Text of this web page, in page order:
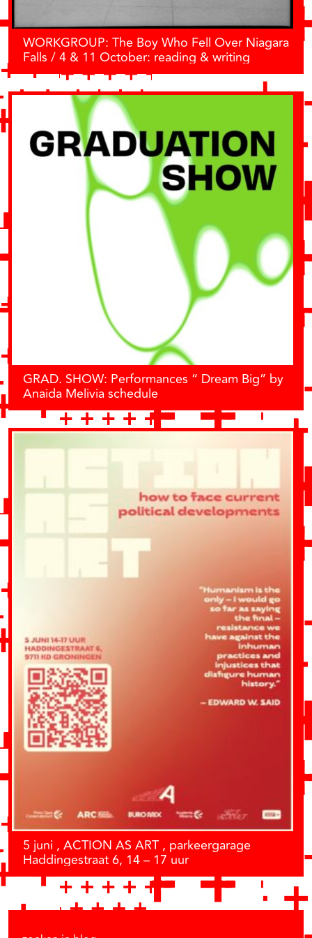
WORKGROUP: The Boy Who Fell Over Niagara
Falls / 4 & 11 October: reading & writing
sessions!
GRAD. SHOW: Performances “ Dream Big” by
Anaida Melivia schedule
5 juni , ACTION AS ART , parkeergarage
Haddingestraat 6, 14 – 17 uur